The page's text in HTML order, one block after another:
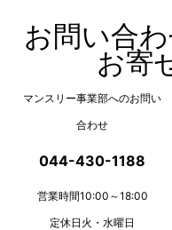
お問い合
お寄
マンスリー事業部へのお問い
合わせ
044-430-1188
営業時間10:00～18:00
定休日火・水曜日